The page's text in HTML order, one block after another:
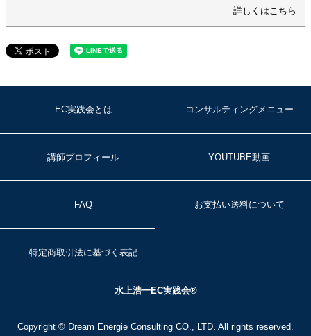
詳しくはこちら
EC実践会とは コンサルティングメニュー
講師プロフィール YOUTUBE動画
FAQ お支払い送料について
特定商取引法に基づく表記
水上浩一EC実践会®
Copyright © Dream Energie Consulting CO., LTD. All rights reserved.